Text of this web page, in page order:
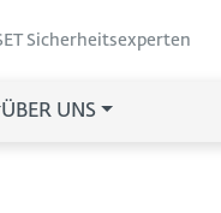
Sicherheitsexperten
ÜBER UNS